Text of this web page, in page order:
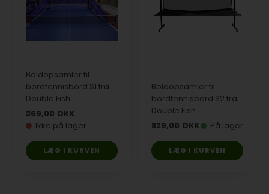
Boldopsamler til
bordtennisbord S1 fra
Double Fish
369,00 DKK
Ikke på lager
Boldopsamler til
bordtennisbord S2 fra
Double Fish
829,00 DKK På lager